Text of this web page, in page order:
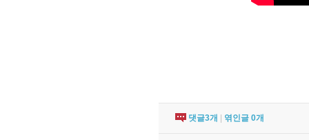
댓글3개 엮인글 0개